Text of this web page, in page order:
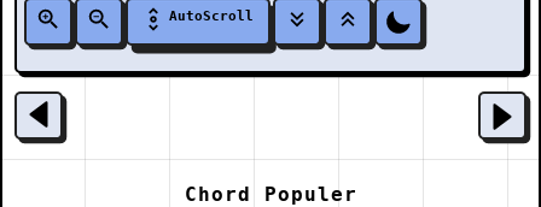
AutoScroll
Chord Populer